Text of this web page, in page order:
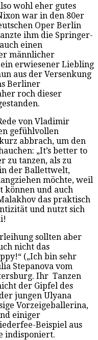
wohl eher gutes
war in den 80er
Oper Berlin
ihm die Springer-
einen
männlicher
erwiesener Liebling
aus der Versenkung
Berliner
roch dieser
von Vladimir
gefühlvollen
abbrach, um den
„It’s better to
zu tanzen, als zu
in der Ballettwelt,
möchte, weil
können und auch
das praktisch
und nutzt sich
sollten aber
nicht das
(„Ich bin sehr
Stepanova vom
Ihr Tanzen
der Gipfel des
jungen Ulyana
Vorzeigeballerina,
einiger
Beispiel aus
indisponiert.